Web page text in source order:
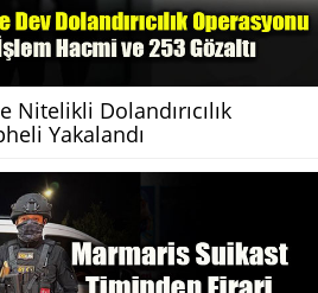
Nitelikli Dolandırıcılık
Yakalandı